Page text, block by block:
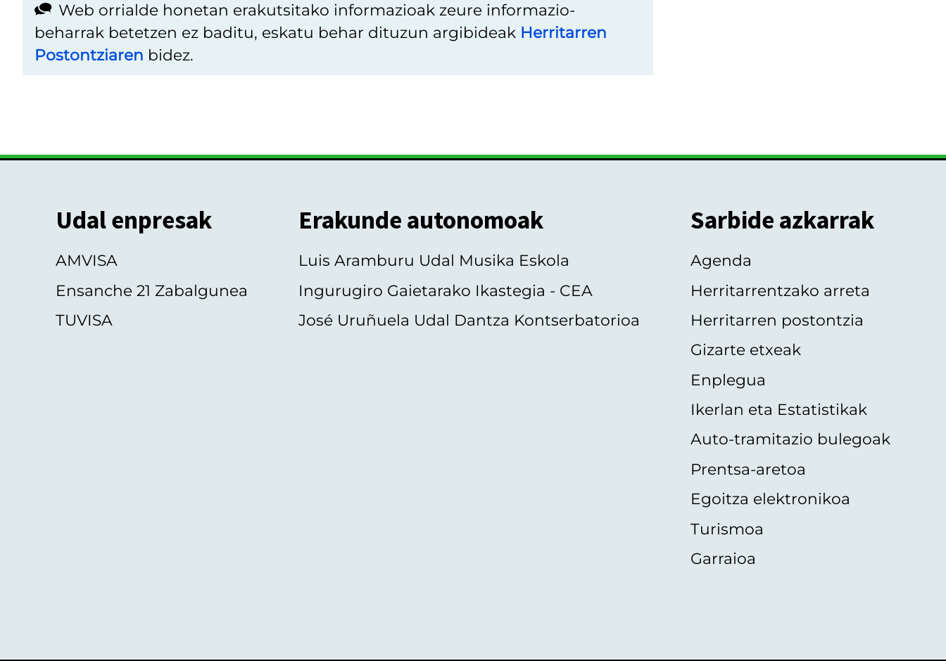
Web orrialde honetan erakutsitako informazioak zeure informazio-
beharrak betetzen ez baditu, eskatu behar dituzun argibideak Herritarren
Postontziaren bidez.
Udal enpresak
AMVISA
Ensanche 21 Zabalgunea
TUVISA
Erakunde autonomoak
Luis Aramburu Udal Musika Eskola
Ingurugiro Gaietarako Ikastegia - CEA
José Uruñuela Udal Dantza Kontserbatorioa
Sarbide azkarrak
Agenda
Herritarrentzako arreta
Herritarren postontzia
Gizarte etxeak
Enplegua
Ikerlan eta Estatistikak
Auto-tramitazio bulegoak
Prentsa-aretoa
Egoitza elektronikoa
Turismoa
Garraioa